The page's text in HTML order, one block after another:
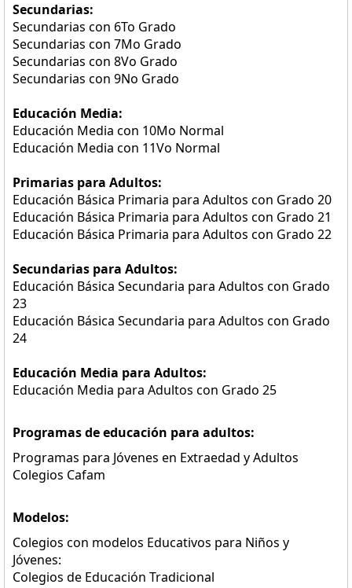
Secundarias:
Secundarias con 6To Grado
Secundarias con 7Mo Grado
Secundarias con 8Vo Grado
Secundarias con 9No Grado
Educación Media:
Educación Media con 10Mo Normal
Educación Media con 11Vo Normal
Primarias para Adultos:
Educación Básica Primaria para Adultos con Grado 20
Educación Básica Primaria para Adultos con Grado 21
Educación Básica Primaria para Adultos con Grado 22
Secundarias para Adultos:
Educación Básica Secundaria para Adultos con Grado
23
Educación Básica Secundaria para Adultos con Grado
24
Educación Media para Adultos:
Educación Media para Adultos con Grado 25
Programas de educación para adultos:
Programas para Jóvenes en Extraedad y Adultos
Colegios Cafam
Modelos:
Colegios con modelos Educativos para Niños y
Jóvenes:
Colegios de Educación Tradicional